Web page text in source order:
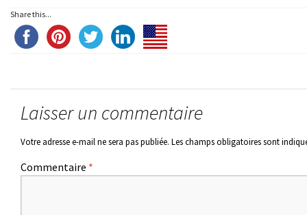
Share this...
Laisser un commentaire
Votre adresse e-mail ne sera pas publiée. Les champs obligatoires sont
Commentaire *